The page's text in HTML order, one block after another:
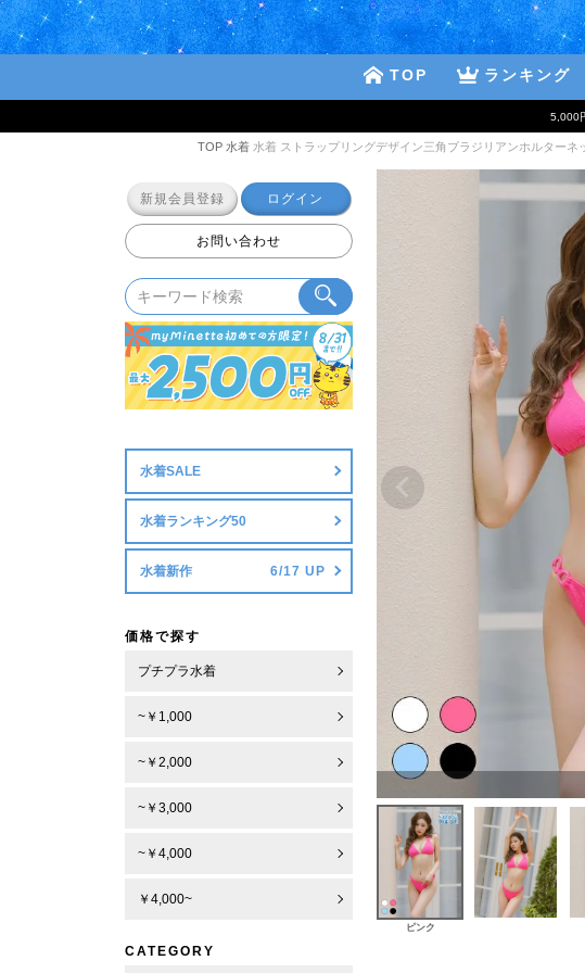
TOP ランキング
5,000
TOP 水着 水着 ストラップリングデザイン三角ブラジリアンホルターネ
新規会員登録 ログイン
お問い合わせ
水着SALE
水着ランキング50
水着新作
価格で探す
プチプラ水着
~￥1,000
~￥2,000
~￥3,000
~￥4,000
￥4,000~
CATEGORY
ピンク